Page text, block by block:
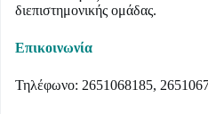
διεπιστημονικής ομάδας.
Επικοινωνία
Τηλέφωνο: 2651068185,